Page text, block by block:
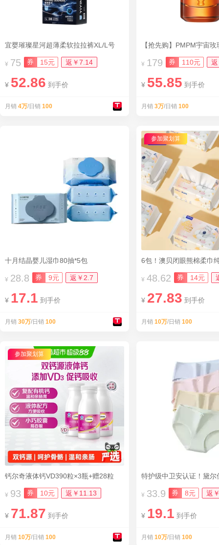
宜婴璀璨星河超薄柔软拉拉裤XL/L号
¥ 75 券 15元 返￥7.14
¥ 52.86 到手价
月销 4万/日销 100
【抢先购】PMPM宇宙
¥ 179 券 110元
¥ 55.85 到手价
月销 3万/日销 100
十月结晶婴儿湿巾80抽*5包
¥ 28.8 券 9元 返￥2.7
¥ 17.1 到手价
月销 30万/日销 100
参加聚划算
6包！澳贝闭眼熊棉柔巾
¥ 48.62 券 14元
¥ 27.83 到手价
月销 10万/日销 100
参加聚划算
钙尔奇液体钙VD390粒×3瓶+赠28粒
¥ 93 券 10元 返￥11.13
¥ 71.87 到手价
月销 10万/日销 100
¥ 33.9 券 8元 返
¥ 19.1 到手价
月销 10万/日销 100